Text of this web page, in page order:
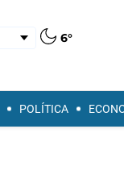
6°
POLÍTICA